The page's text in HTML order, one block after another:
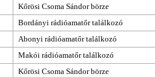
Kőrösi Csoma Sándor börze
Bordányi rádióamatőr találkozó
Abonyi rádióamatőr találkozó
Makói rádióamatőr találkozó
Kőrösi Csoma Sándor börze